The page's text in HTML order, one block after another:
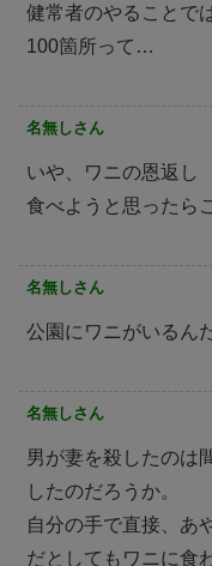
健常者のやることで
100箇所って…
名無しさん
いや、ワニの恩返し
食べようと思ったら
名無しさん
公園にワニがいるん
名無しさん
男が妻を殺したのは
したのだろうか。
自分の手で直接、あ
だとしてもワニに食